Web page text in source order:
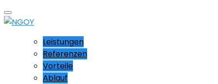
Leistungen
Referenzen
Vorteile
Ablauf